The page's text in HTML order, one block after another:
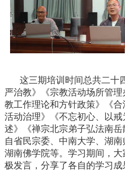
这三期培训时间总共二十
严治教》《宗教活动场所管
教工作理论和方针政策》《
活动治理》《不忘初心、以
述》《禅宗北宗弟子弘法南
自省民宗委、中南大学、湖南
湖南佛学院等。学习期间，
极发言，分享了各自的学习